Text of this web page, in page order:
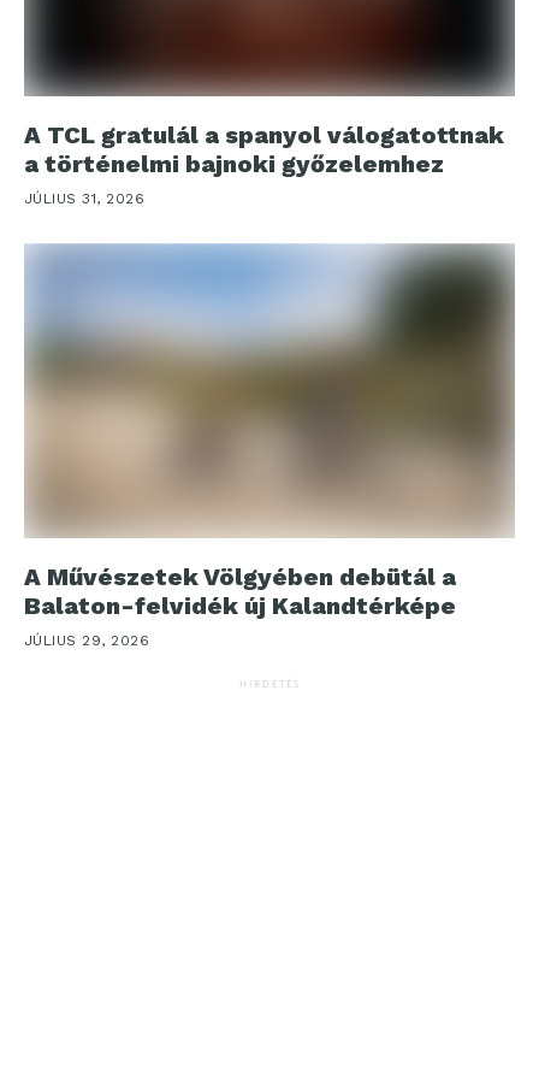
A TCL gratulál a spanyol válogatottnak
a történelmi bajnoki győzelemhez
JÚLIUS 31, 2026
A Művészetek Völgyében debütál a
Balaton-felvidék új Kalandtérképe
JÚLIUS 29, 2026
HIRDETÉS